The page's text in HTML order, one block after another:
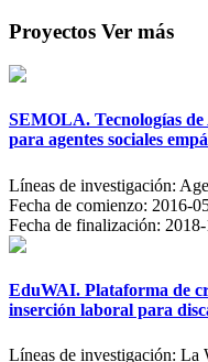
Proyectos Ver más
SEMOLA. Tecnologías de
para agentes sociales
Líneas de investigación:
Fecha de comienzo: 2016-
Fecha de finalización:
EduWAI. Plataforma de
inserción laboral para
Líneas de investigación: La